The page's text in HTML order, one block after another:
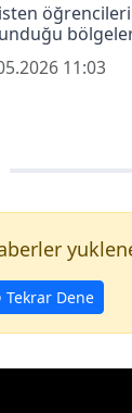
11:03
Tekrar Dene